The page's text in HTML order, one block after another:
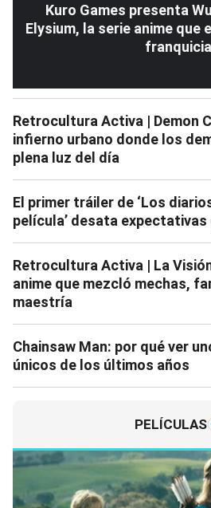
Kuro Games presenta
Elysium, la serie anime que
franquicia
Retrocultura Activa | Demon
infierno urbano donde los
plena luz del día
El primer tráiler de ‘Los
película’ desata
Retrocultura Activa | La
anime que mezcló mechas,
maestría
Chainsaw Man: por qué ver
únicos de los últimos años
PELÍCULAS